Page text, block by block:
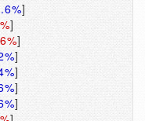
]
]
]
]
]
]
]